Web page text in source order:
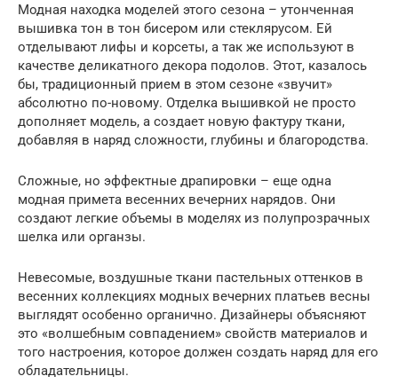
Модная находка моделей этого сезона – утонченная
вышивка тон в тон бисером или стеклярусом. Ей
отделывают лифы и корсеты, а так же используют в
качестве деликатного декора подолов. Этот, казалось
бы, традиционный прием в этом сезоне «звучит»
абсолютно по-новому. Отделка вышивкой не просто
дополняет модель, а создает новую фактуру ткани,
добавляя в наряд сложности, глубины и благородства.
Сложные, но эффектные драпировки – еще одна
модная примета весенних вечерних нарядов. Они
создают легкие объемы в моделях из полупрозрачных
шелка или органзы.
Невесомые, воздушные ткани пастельных оттенков в
весенних коллекциях модных вечерних платьев весны
выглядят особенно органично. Дизайнеры объясняют
это «волшебным совпадением» свойств материалов и
того настроения, которое должен создать наряд для его
обладательницы.